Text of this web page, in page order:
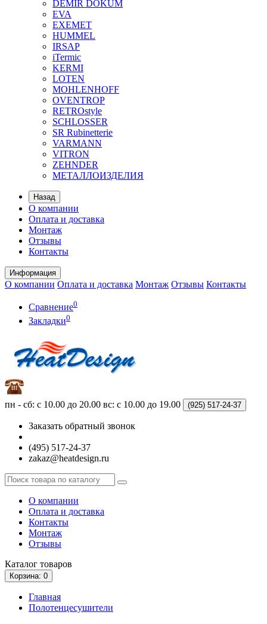
DEMIR DOKUM
EVA
EXEMET
HUMMEL
IRSAP
iTermic
KERMI
LOTEN
MOHLENHOFF
OVENTROP
RETROstyle
SCHLOSSER
SR Rubinetterie
VARMANN
VITRON
ZEHNDER
МЕТАЛЛОИЗДЕЛИЯ
Назад
О компании
Оплата и доставка
Монтаж
Отзывы
Контакты
Информация
О компании Оплата и доставка Монтаж Отзывы Контакты
Сравнение0
Закладки0
пн - сб: с 10.00 до 20.00 вс: с 10.00 до 19.00 (925) 517-24-37
Заказать обратный звонок
(495) 517-24-37
zakaz@heatdesign.ru
О компании
Оплата и доставка
Контакты
Монтаж
Отзывы
Каталог товаров
Корзина: 0
Главная
Полотенцесушители